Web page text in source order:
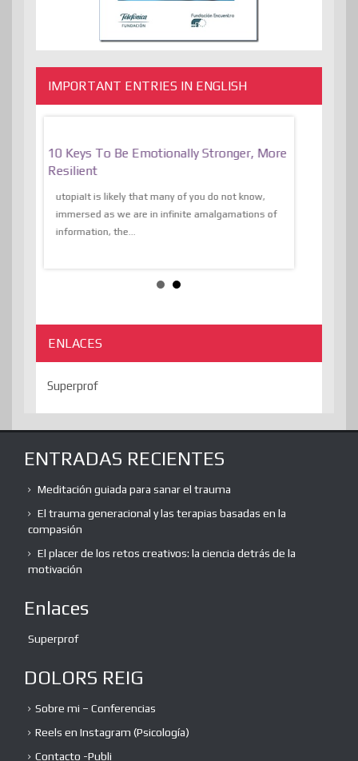
IMPORTANT ENTRIES IN ENGLISH
10 Keys To Be Emotionally Stronger, More
Resilient
utopiaIt is likely that many of you do not know,
immersed as we are in infinite amalgamations of
information, the...
ENLACES
Superprof
ENTRADAS RECIENTES
Meditación guiada para sanar el trauma
El trauma generacional y las terapias basadas en la
compasión
El placer de los retos creativos: la ciencia detrás de la
motivación
Enlaces
Superprof
DOLORS REIG
Sobre mi – Conferencias
Reels en Instagram (Psicología)
Contacto -Publi